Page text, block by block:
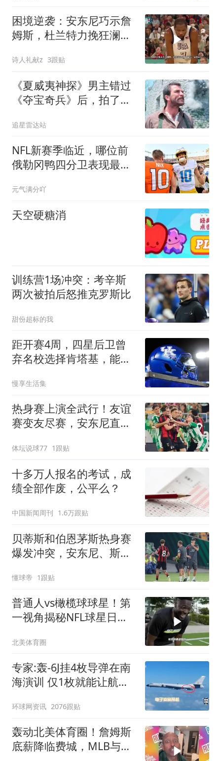
困境逆袭：安东尼巧示詹
姆斯，杜兰特力挽狂澜美
诗人礼献z 3跟贴
《夏威夷神探》男主错过
《夺宝奇兵》后，拍了一
追星雷达站
NFL新赛季临近，哪位前
俄勒冈鸭四分卫表现最
元气满分吖
天空硬糖消
训练营1场冲突：考辛斯
两次被拍后怒推克罗斯比
甜份超标的我
距开赛4周，四星后卫曾
弃名校选择肯塔基，能否
慢享生活集
热身赛上演全武行！友谊
赛变友尽赛，安东尼直红
体坛说球77 1跟贴
十多万人报名的考试，成
绩全部作废，公平么？
中国新闻周刊 1.6万跟贴
贝蒂斯和伯恩茅斯热身赛
爆发冲突，安东尼、斯科
懂球帝 1跟贴
普通人vs橄榄球球星！第
一视角揭秘NFL球星日常
多离谱？
北美体育圈
专家:轰-6J挂4枚导弹在南
海演训 仅1枚就能让航母
环球网资讯 2076跟贴
轰动北美体育圈！詹姆斯
底薪降临费城，MLB与